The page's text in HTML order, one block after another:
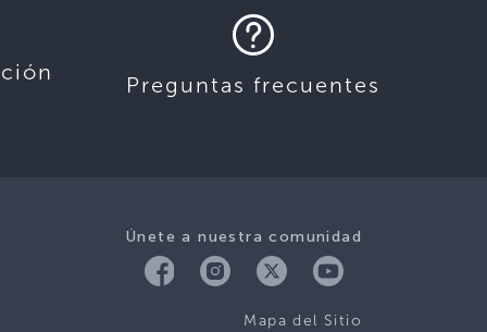
Preguntas frecuentes
Únete a nuestra comunidad
Mapa del Sitio